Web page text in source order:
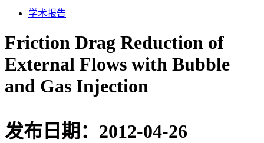
学术报告
Friction Drag Reduction of
External Flows with Bubble
and Gas Injection
发布日期：2012-04-26